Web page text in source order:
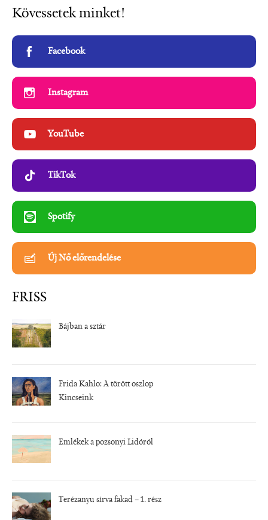
Kövessetek minket!
Facebook
Instagram
YouTube
TikTok
Spotify
Új Nő előrendelése
FRISS
Bájban a sztár
Frida Kahlo: A törött oszlop
Kincseink
Emlékek a pozsonyi Lidóról
Terézanyu sírva fakad – 1. rész